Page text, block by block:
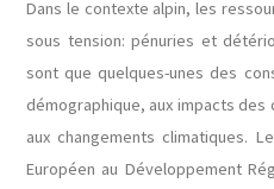
Dans le contexte alpin, les
sous tension: pénuries et
sont que quelques-unes des
démographique, aux impacts
aux changements climatiques.
Européen au Développement